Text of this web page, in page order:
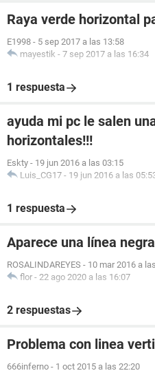
Raya verde horizontal
E1998 - 5 sep 2017 a las 13:58
mayestik - 7 sep 2017 a las 16:34
1 respuesta
ayuda mi pc le salen
horizontales!!!
Eskty - 19 jun 2016 a las 03:15
Luis_CG17 - 19 jun 2016 a las
1 respuesta
Aparece una línea
ROSALINDAREYES - 10 mar 2016 a
flor - 22 ago 2020 a las 16:07
2 respuestas
Problema con linea
666inferno - 1 oct 2015 a las 22:20